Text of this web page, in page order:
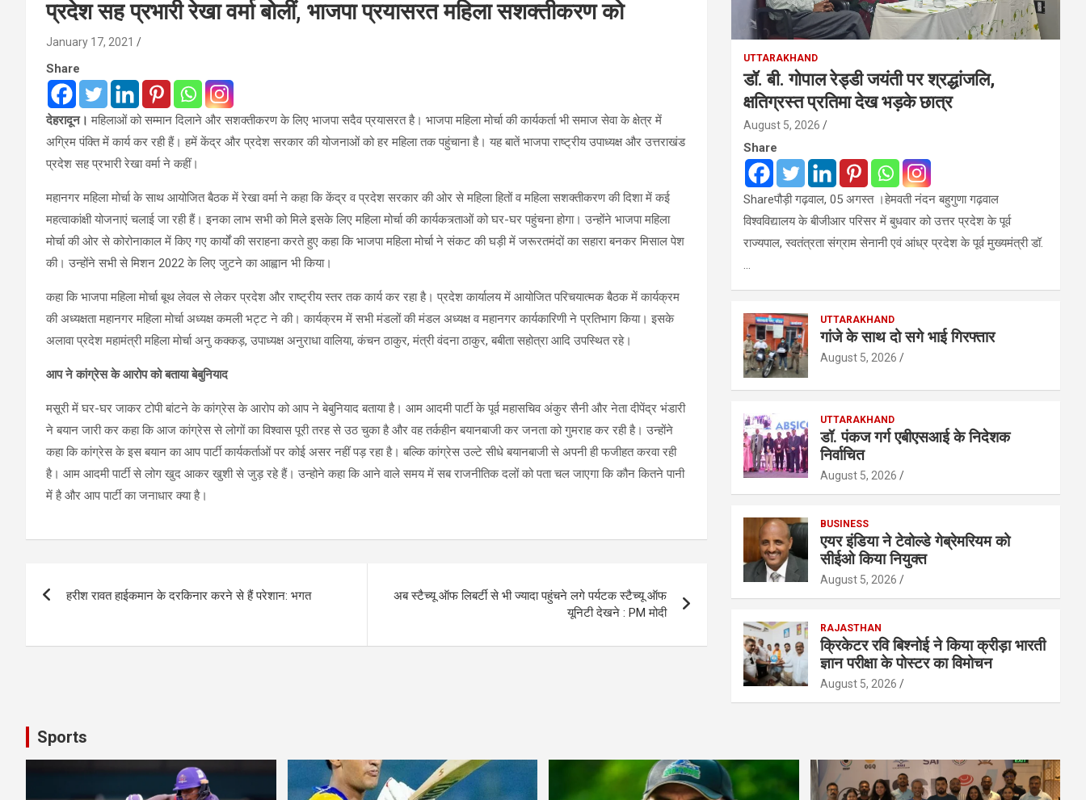
प्रदेश सह प्रभारी रेखा वर्मा बोलीं, भाजपा प्रयासरत महिला सशक्तीकरण को
January 17, 2021
Share
देहरादून।महिलाओं को सम्मान दिलाने और सशक्तीकरण के लिए भाजपा सदैव प्रयासरत है। भाजपा महिला मोर्चा की कार्यकर्ता भी समाज सेवा के क्षेत्र में
अग्रिम पंक्ति में कार्य कर रही हैं। हमें केंद्र और प्रदेश सरकार की योजनाओं को हर महिला तक पहुंचाना है। यह बातें भाजपा राष्ट्रीय उपाध्यक्ष और उत्तराखंड
प्रदेश सह प्रभारी रेखा वर्मा ने कहीं।
महानगर महिला मोर्चा के साथ आयोजित बैठक में रेखा वर्मा ने कहा कि केंद्र व प्रदेश सरकार की ओर से महिला हितों व महिला सशक्तीकरण की दिशा में कई
महत्वाकांक्षी योजनाएं चलाई जा रही हैं। इनका लाभ सभी को मिले इसके लिए महिला मोर्चा की कार्यकत्र्ताओं को घर-घर पहुंचना होगा। उन्होंने भाजपा महिला
मोर्चा की ओर से कोरोनाकाल में किए गए कार्यों की सराहना करते हुए कहा कि भाजपा महिला मोर्चा ने संकट की घड़ी में जरूरतमंदों का सहारा बनकर मिसाल पेश
की। उन्होंने सभी से मिशन 2022 के लिए जुटने का आह्वान भी किया।
कहा कि भाजपा महिला मोर्चा बूथ लेवल से लेकर प्रदेश और राष्ट्रीय स्तर तक कार्य कर रहा है। प्रदेश कार्यालय में आयोजित परिचयात्मक बैठक में कार्यक्रम
की अध्यक्षता महानगर महिला मोर्चा अध्यक्ष कमली भट्ट ने की। कार्यक्रम में सभी मंडलों की मंडल अध्यक्ष व महानगर कार्यकारिणी ने प्रतिभाग किया। इसके
अलावा प्रदेश महामंत्री महिला मोर्चा अनु कक्कड़, उपाध्यक्ष अनुराधा वालिया, कंचन ठाकुर, मंत्री वंदना ठाकुर, बबीता सहोत्रा आदि उपस्थित रहे।
आप ने कांग्रेस के आरोप को बताया बेबुनियाद
मसूरी में घर-घर जाकर टोपी बांटने के कांग्रेस के आरोप को आप ने बेबुनियाद बताया है। आम आदमी पार्टी के पूर्व महासचिव अंकुर सैनी और नेता दीपेंद्र भंडारी
ने बयान जारी कर कहा कि आज कांग्रेस से लोगों का विश्वास पूरी तरह से उठ चुका है और वह तर्कहीन बयानबाजी कर जनता को गुमराह कर रही है। उन्होंने
कहा कि कांग्रेस के इस बयान का आप पार्टी कार्यकर्ताओं पर कोई असर नहीं पड़ रहा है। बल्कि कांग्रेस उल्टे सीधे बयानबाजी से अपनी ही फजीहत करवा रही
है। आम आदमी पार्टी से लोग खुद आकर खुशी से जुड़ रहे हैं। उन्होने कहा कि आने वाले समय में सब राजनीतिक दलों को पता चल जाएगा कि कौन कितने पानी
में है और आप पार्टी का जनाधार क्या है।
navigation
हरीश रावत हाईकमान के दरकिनार करने से हैं परेशान: भगत
अब स्टैच्यू ऑफ लिबर्टी से भी ज्यादा पहुंचने लगे पर्यटक स्टैच्यू ऑफ
यूनिटी देखने : PM मोदी
UTTARAKHAND
डॉ. बी. गोपाल रेड्डी जयंती पर श्रद्धांजलि,
क्षतिग्रस्त प्रतिमा देख भड़के छात्र
August 5, 2026
Share
Shareपौड़ी गढ़वाल, 05 अगस्त ।हेमवती नंदन बहुगुणा गढ़वाल
विश्वविद्यालय के बीजीआर परिसर में बुधवार को उत्तर प्रदेश के पूर्व
राज्यपाल, स्वतंत्रता संग्राम सेनानी एवं आंध्र प्रदेश के पूर्व मुख्यमंत्री डॉ.
…
UTTARAKHAND
गांजे के साथ दो सगे भाई गिरफ्तार
August 5, 2026
UTTARAKHAND
डॉ. पंकज गर्ग एबीएसआई के निदेशक
निर्वाचित
August 5, 2026
BUSINESS
एयर इंडिया ने टेवोल्डे गेब्रेमरियम को
सीईओ किया नियुक्त
August 5, 2026
RAJASTHAN
क्रिकेटर रवि बिश्नोई ने किया क्रीड़ा भारती
ज्ञान परीक्षा के पोस्टर का विमोचन
August 5, 2026
Sports